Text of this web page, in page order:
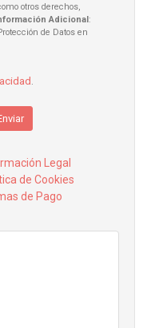
otros derechos,
Adicional:
de Datos en
.
Legal
de Cookies
de Pago